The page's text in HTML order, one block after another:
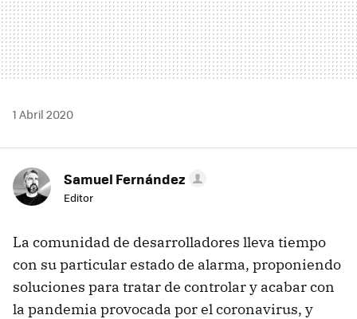
1 Abril 2020
Samuel Fernández
Editor
La comunidad de desarrolladores lleva tiempo
con su particular estado de alarma, proponiendo
soluciones para tratar de controlar y acabar con
la pandemia provocada por el coronavirus, y